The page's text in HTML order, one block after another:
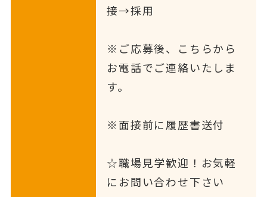
接→採用
※ご応募後、こちらから
お電話でご連絡いたしま
す。
※面接前に履歴書送付
☆職場見学歓迎！お気軽
にお問い合わせ下さい